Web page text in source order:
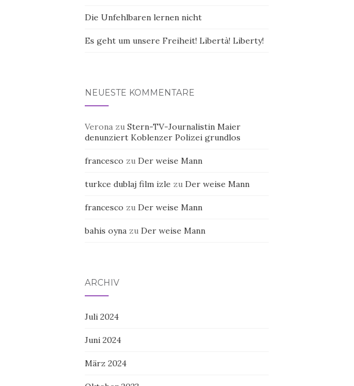
Die Unfehlbaren lernen nicht
Es geht um unsere Freiheit! Libertà! Liberty!
NEUESTE KOMMENTARE
Verona zu Stern-TV-Journalistin Maier
denunziert Koblenzer Polizei grundlos
francesco zu Der weise Mann
turkce dublaj film izle zu Der weise Mann
francesco zu Der weise Mann
bahis oyna zu Der weise Mann
ARCHIV
Juli 2024
Juni 2024
März 2024